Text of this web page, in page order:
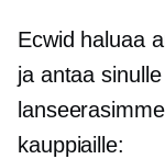
Ecwid haluaa
ja antaa
kauppiaille: